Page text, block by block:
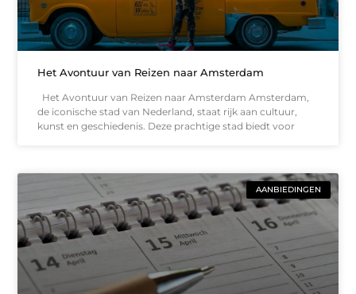
Het Avontuur van Reizen naar Amsterdam
Het Avontuur van Reizen naar Amsterdam Amsterdam,
de iconische stad van Nederland, staat rijk aan cultuur,
kunst en geschiedenis. Deze prachtige stad biedt voor
AANBIEDINGEN